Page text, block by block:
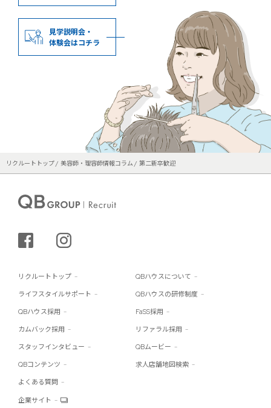
見学説明会・
体験会はコチラ
リクルートトップ 美容師・理容師情報コラム 第二新卒歓迎
シェアする
リクルートトップ QBハウスについて
ライフスタイルサポート QBハウスの研修制度
QBハウス採用 FaSS採用
カムバック採用 リファラル採用
スタッフインタビュー QBムービー
QBコンテンツ 求人店舗地図検索
よくある質問
企業サイト